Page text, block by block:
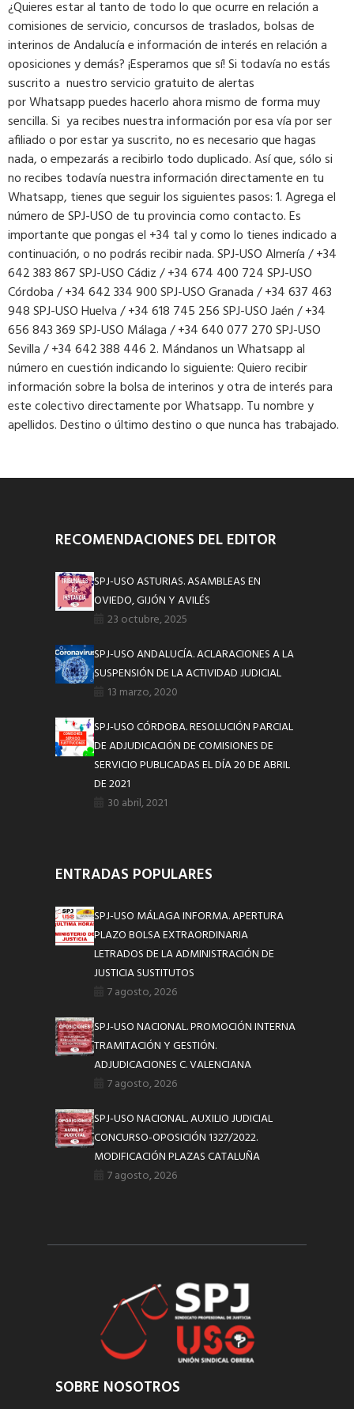
¿Quieres estar al tanto de todo lo que ocurre en relación a
comisiones de servicio, concursos de traslados, bolsas de
interinos de Andalucía e información de interés en relación a
oposiciones y demás? ¡Esperamos que sí! Si todavía no estás
suscrito a nuestro servicio gratuito de alertas
por Whatsapp puedes hacerlo ahora mismo de forma muy
sencilla. Si ya recibes nuestra información por esa vía por ser
afiliado o por estar ya suscrito, no es necesario que hagas
nada, o empezarás a recibirlo todo duplicado. Así que, sólo si
no recibes todavía nuestra información directamente en tu
Whatsapp, tienes que seguir los siguientes pasos: 1. Agrega el
número de SPJ-USO de tu provincia como contacto. Es
importante que pongas el +34 tal y como lo tienes indicado a
continuación, o no podrás recibir nada. SPJ-USO Almería / +34
642 383 867 SPJ-USO Cádiz / +34 674 400 724 SPJ-USO
Córdoba / +34 642 334 900 SPJ-USO Granada / +34 637 463
948 SPJ-USO Huelva / +34 618 745 256 SPJ-USO Jaén / +34
656 843 369 SPJ-USO Málaga / +34 640 077 270 SPJ-USO
Sevilla / +34 642 388 446 2. Mándanos un Whatsapp al
número en cuestión indicando lo siguiente: Quiero recibir
información sobre la bolsa de interinos y otra de interés para
este colectivo directamente por Whatsapp. Tu nombre y
apellidos. Destino o último destino o que nunca has trabajado.
RECOMENDACIONES DEL EDITOR
SPJ-USO ASTURIAS. ASAMBLEAS EN
OVIEDO, GIJÓN Y AVILÉS
23 octubre, 2025
SPJ-USO ANDALUCÍA. ACLARACIONES A LA
SUSPENSIÓN DE LA ACTIVIDAD JUDICIAL
13 marzo, 2020
SPJ-USO CÓRDOBA. RESOLUCIÓN PARCIAL
DE ADJUDICACIÓN DE COMISIONES DE
SERVICIO PUBLICADAS EL DÍA 20 DE ABRIL
DE 2021
30 abril, 2021
ENTRADAS POPULARES
SPJ-USO MÁLAGA INFORMA. APERTURA
PLAZO BOLSA EXTRAORDINARIA
LETRADOS DE LA ADMINISTRACIÓN DE
JUSTICIA SUSTITUTOS
7 agosto, 2026
SPJ-USO NACIONAL. PROMOCIÓN INTERNA
TRAMITACIÓN Y GESTIÓN.
ADJUDICACIONES C. VALENCIANA
7 agosto, 2026
SPJ-USO NACIONAL. AUXILIO JUDICIAL
CONCURSO-OPOSICIÓN 1327/2022.
MODIFICACIÓN PLAZAS CATALUÑA
7 agosto, 2026
SOBRE NOSOTROS